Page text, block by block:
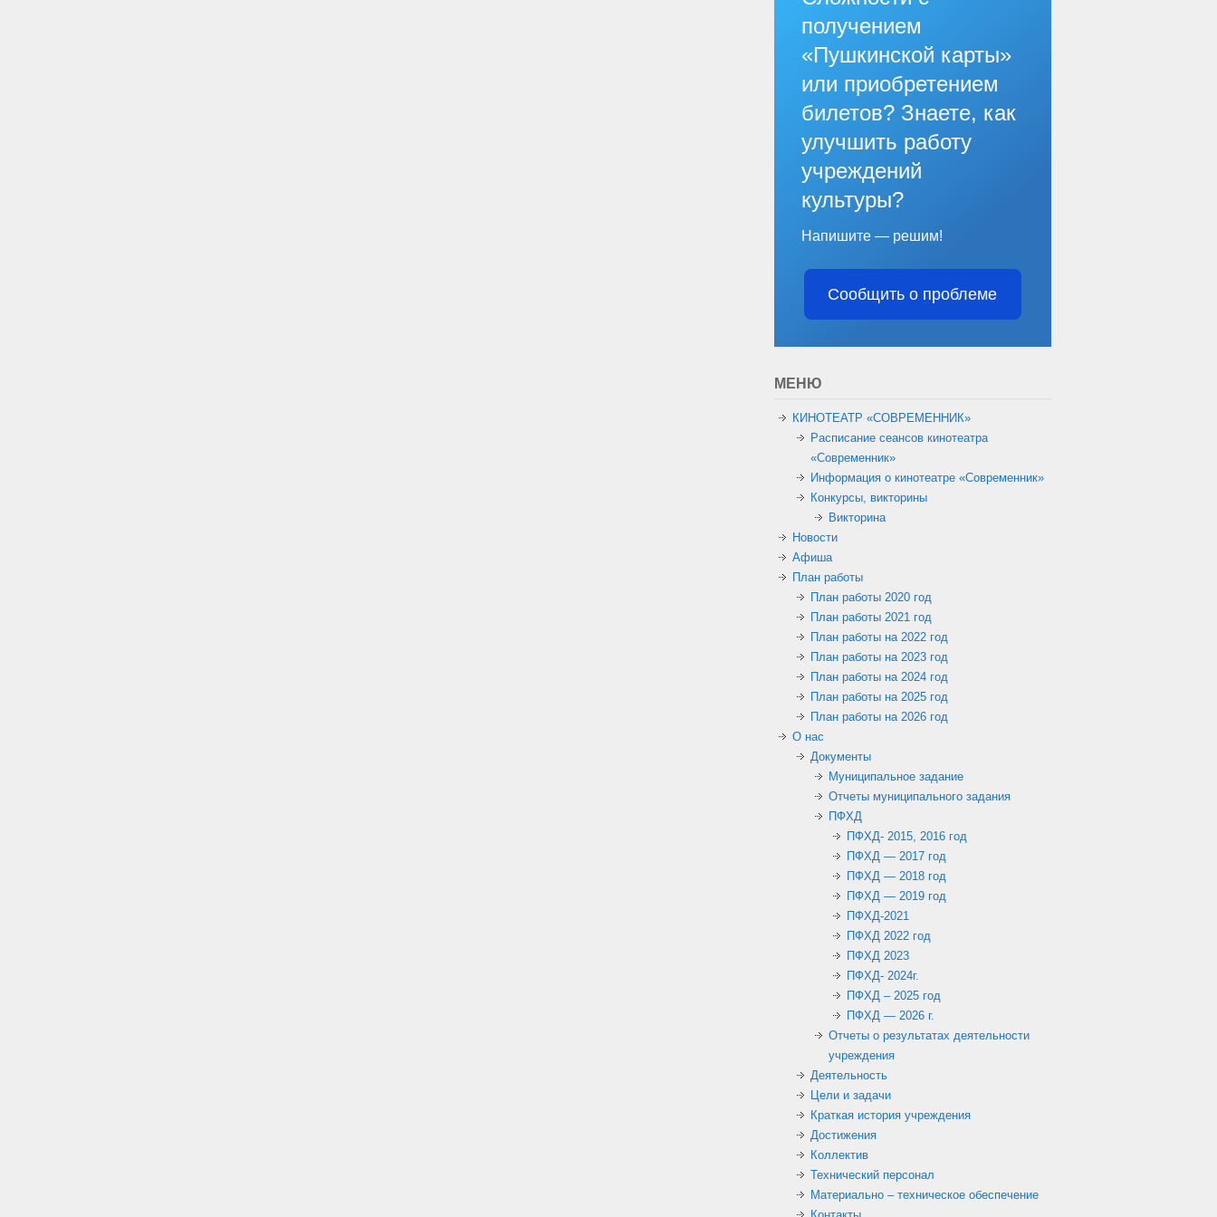
получением
«Пушкинской карты»
или приобретением
билетов? Знаете, как
улучшить работу
учреждений
культуры?
Напишите — решим!
Сообщить о проблеме
МЕНЮ
КИНОТЕАТР «СОВРЕМЕННИК»
Расписание сеансов кинотеатра
«Современник»
Информация о кинотеатре «Современник»
Конкурсы, викторины
Викторина
Новости
Афиша
План работы
План работы 2020 год
План работы 2021 год
План работы на 2022 год
План работы на 2023 год
План работы на 2024 год
План работы на 2025 год
План работы на 2026 год
О нас
Документы
Муниципальное задание
Отчеты муниципального задания
ПФХД
ПФХД- 2015, 2016 год
ПФХД — 2017 год
ПФХД — 2018 год
ПФХД — 2019 год
ПФХД-2021
ПФХД 2022 год
ПФХД 2023
ПФХД- 2024г.
ПФХД – 2025 год
ПФХД — 2026 г.
Отчеты о результатах деятельности
учреждения
Деятельность
Цели и задачи
Краткая история учреждения
Достижения
Коллектив
Технический персонал
Материально – техническое обеспечение